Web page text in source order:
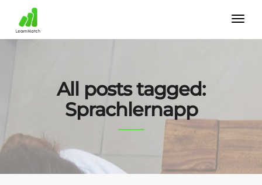
All posts tagged:
Sprachlernapp